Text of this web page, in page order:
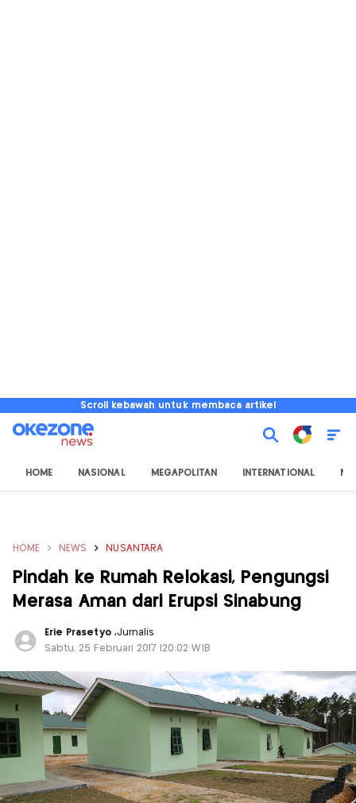
Scroll kebawah untuk membaca artikel
HOME NASIONAL MEGAPOLITAN INTERNATIONAL
HOME NEWS NUSANTARA
Pindah ke Rumah Relokasi, Pengungsi
Merasa Aman dari Erupsi Sinabung
Erie Prasetyo ,Jurnalis
Sabtu, 25 Februari 2017 |20:02 WIB